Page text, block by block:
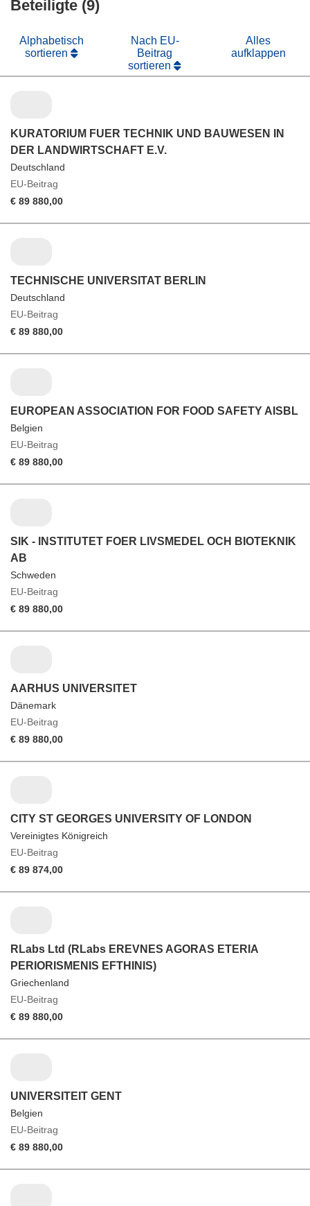
Beteiligte (9)
Alphabetisch
sortieren
Nach EU-
Beitrag
sortieren
Alles
aufklappen
KURATORIUM FUER TECHNIK UND BAUWESEN IN
DER LANDWIRTSCHAFT E.V.
Deutschland
EU-Beitrag
€ 89 880,00
TECHNISCHE UNIVERSITAT BERLIN
Deutschland
EU-Beitrag
€ 89 880,00
EUROPEAN ASSOCIATION FOR FOOD SAFETY AISBL
Belgien
EU-Beitrag
€ 89 880,00
SIK - INSTITUTET FOER LIVSMEDEL OCH BIOTEKNIK
AB
Schweden
EU-Beitrag
€ 89 880,00
AARHUS UNIVERSITET
Dänemark
EU-Beitrag
€ 89 880,00
CITY ST GEORGES UNIVERSITY OF LONDON
Vereinigtes Königreich
EU-Beitrag
€ 89 874,00
RLabs Ltd (RLabs EREVNES AGORAS ETERIA
PERIORISMENIS EFTHINIS)
Griechenland
EU-Beitrag
€ 89 880,00
UNIVERSITEIT GENT
Belgien
EU-Beitrag
€ 89 880,00